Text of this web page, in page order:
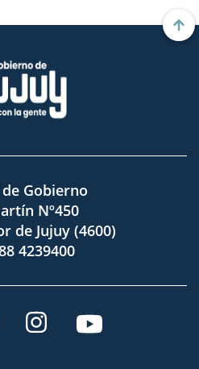
Gobierno
Nº450
de Jujuy (4600)
4239400